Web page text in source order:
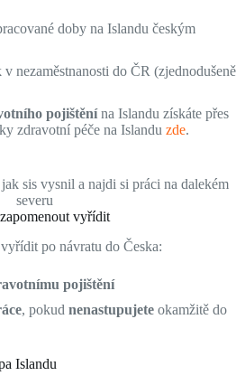
doby na Islandu českým
nezaměstnanosti do ČR (zjednodušeně
pojištěnína Islandu získáte přes
zdravotní péče na Islandu zde.
sis vysnil a najdi si práci na dalekém
severu
vyřídit
po návratu do Česka:
pojištění
, pokud nenastupujete okamžitě do
Islandu